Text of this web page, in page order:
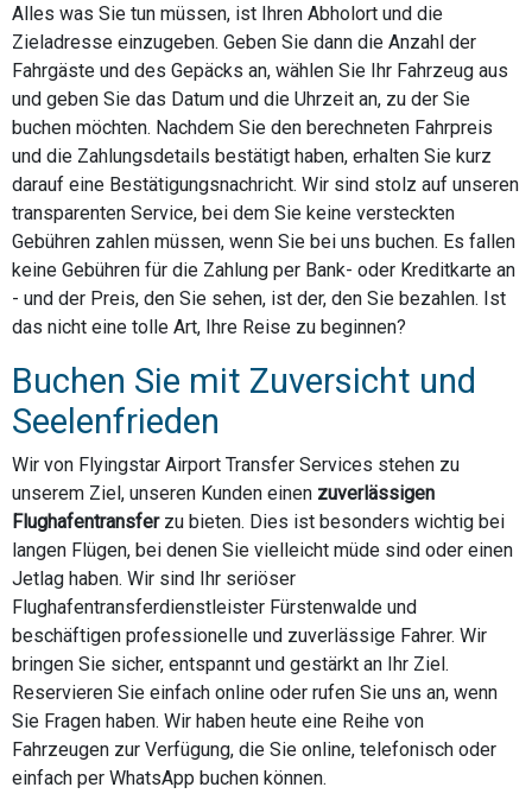
Alles was Sie tun müssen, ist Ihren Abholort und die
Zieladresse einzugeben. Geben Sie dann die Anzahl der
Fahrgäste und des Gepäcks an, wählen Sie Ihr Fahrzeug aus
und geben Sie das Datum und die Uhrzeit an, zu der Sie
buchen möchten. Nachdem Sie den berechneten Fahrpreis
und die Zahlungsdetails bestätigt haben, erhalten Sie kurz
darauf eine Bestätigungsnachricht. Wir sind stolz auf unseren
transparenten Service, bei dem Sie keine versteckten
Gebühren zahlen müssen, wenn Sie bei uns buchen. Es fallen
keine Gebühren für die Zahlung per Bank- oder Kreditkarte an
- und der Preis, den Sie sehen, ist der, den Sie bezahlen. Ist
das nicht eine tolle Art, Ihre Reise zu beginnen?
Buchen Sie mit Zuversicht und
Seelenfrieden
Wir von Flyingstar Airport Transfer Services stehen zu
unserem Ziel, unseren Kunden einen zuverlässigen
Flughafentransferzu bieten. Dies ist besonders wichtig bei
langen Flügen, bei denen Sie vielleicht müde sind oder einen
Jetlag haben. Wir sind Ihr seriöser
Flughafentransferdienstleister Fürstenwalde und
beschäftigen professionelle und zuverlässige Fahrer. Wir
bringen Sie sicher, entspannt und gestärkt an Ihr Ziel.
Reservieren Sie einfach online oder rufen Sie uns an, wenn
Sie Fragen haben. Wir haben heute eine Reihe von
Fahrzeugen zur Verfügung, die Sie online, telefonisch oder
einfach per WhatsApp buchen können.